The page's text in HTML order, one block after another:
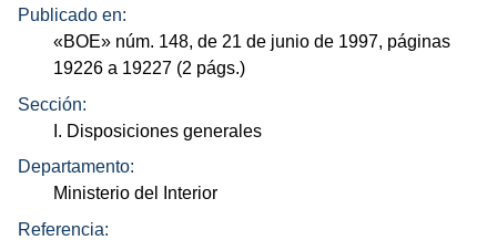
Publicado en:
«BOE» núm. 148, de 21 de junio de 1997, páginas
19226 a 19227 (2 págs.)
Sección:
I. Disposiciones generales
Departamento:
Ministerio del Interior
Referencia: